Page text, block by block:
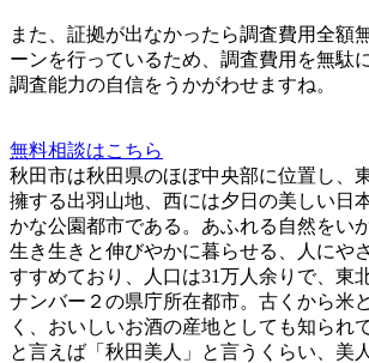
また、 証拠が出なかったら調査費用全額
ーンを行っているため、調査費用を無駄
調査能力の自信をうかがわせますね。
無料相談はこちら
秋田市は秋田県のほぼ中央部に位置し、
擁する出羽山地、西には夕日の美しい日
かな公園都市である。あふれる自然をい
生き生きと伸びやかに暮らせる、人にや
すすめており、人口は31万人余りで、東
ナンバー２の県庁所在都市。古くから米
く、おいしいお酒の産地としても知られ
と言えば「秋田美人」と言うくらい、美